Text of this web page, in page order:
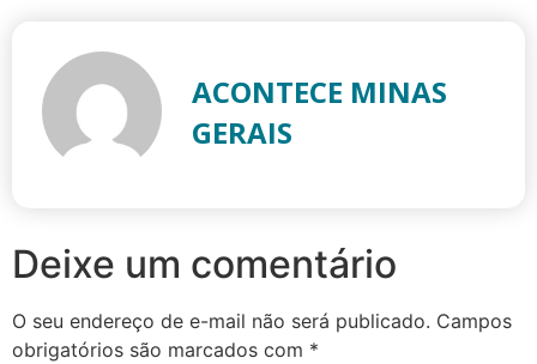
ACONTECE MINAS
GERAIS
Deixe um comentário
O seu endereço de e-mail não será publicado. Campos
obrigatórios são marcados com *